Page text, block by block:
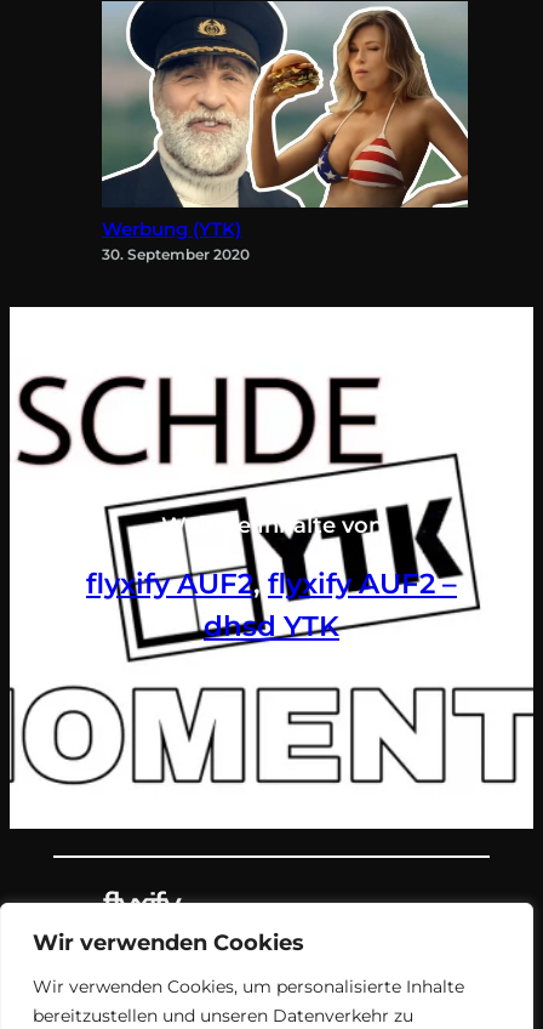
Wir verwenden Cookies
Wir verwenden Cookies, um personalisierte Inhalte
bereitzustellen und unseren Datenverkehr zu
Werbung (YTK)
30. September 2020
Weitere Inhalte von
flyxify AUF2, flyxify AUF2 –
dhsd YTK
Teil des Nachrichtenangebots von
flyxify.